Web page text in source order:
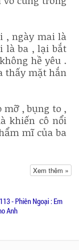
, ngày mai là
là ba , lại bắt
hề yêu .
thấy mặt hắn
mỡ , bụng to ,
khiến cô nổi
mĩ của ba
nhận của
nên ta mới
có tiền ,
còn lại , con
Xem thêm »
- Phiên Ngoại : Em
Anh